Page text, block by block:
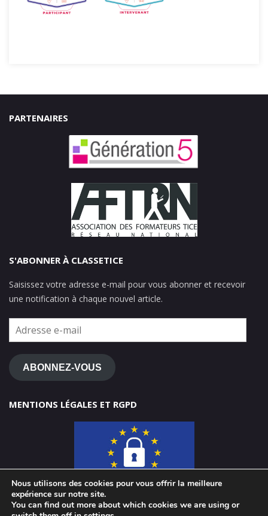
PARTENAIRES
S'ABONNER À CLASSETICE
Saisissez votre adresse e-mail pour vous abonner et recevoir
une notification à chaque nouvel article.
Adresse
e-
mail
ABONNEZ-VOUS
MENTIONS LÉGALES ET RGPD
Nous utilisons des cookies pour vous offrir la meilleure
expérience sur notre site.
You can find out more about which cookies we are using or